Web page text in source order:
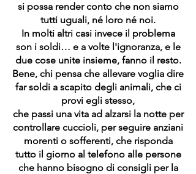
si possa render conto che non siamo
tutti uguali, né loro né noi.
In molti altri casi invece il problema
son i soldi… e a volte l'ignoranza, e le
due cose unite insieme, fanno il resto.
Bene, chi pensa che allevare voglia dire
far soldi a scapito degli animali, che ci
provi egli stesso,
che passi una vita ad alzarsi la notte per
controllare cuccioli, per seguire anziani
morenti o sofferenti, che risponda
tutto il giorno al telefono alle persone
che hanno bisogno di consigli per la